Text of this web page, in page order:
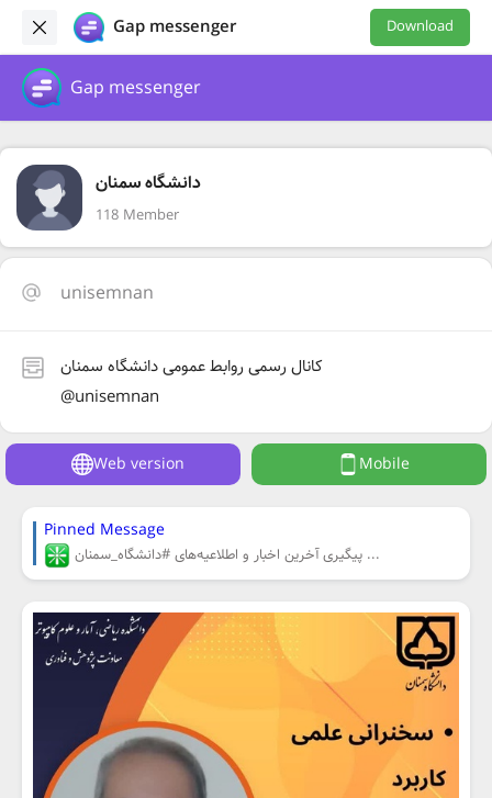
Gap messenger Download
Gap messenger
دانشگاه سمنان
118 Member
unisemnan
کانال رسمی روابط عمومی دانشگاه سمنان
@unisemnan
Web version Mobile
Pinned Message
پیگیری آخرین اخبار و اطلاعیه‌های #دانشگاه_سمنان ...